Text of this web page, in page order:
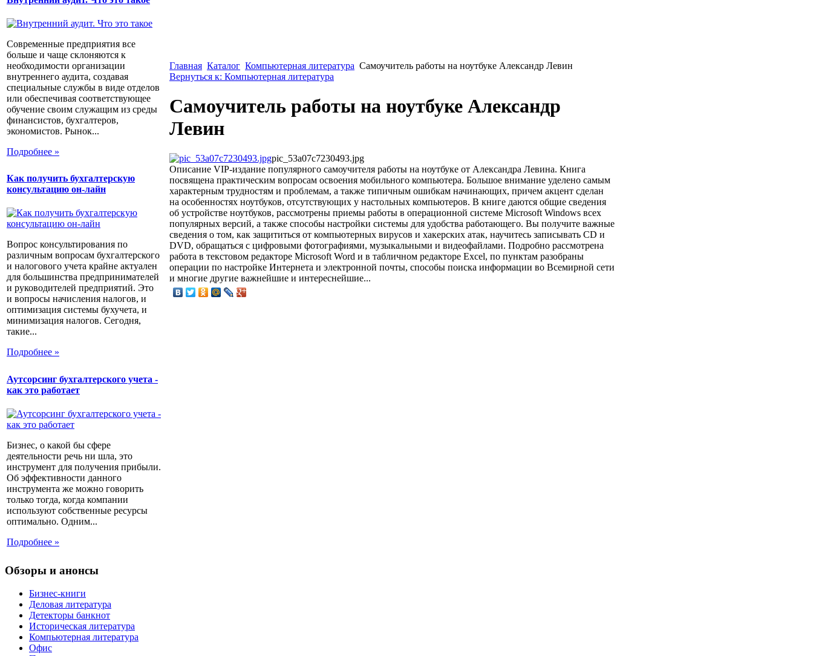
Современные предприятия все
больше и чаще склоняются к
необходимости организации
внутреннего аудита, создавая
специальные службы в виде отделов
или обеспечивая соответствующее
обучение своим служащим из среды
финансистов, бухгалтеров,
экономистов. Рынок...
Подробнее »
Как получить бухгалтерскую
консультацию он-лайн
Вопрос консультирования по
различным вопросам бухгалтерского
и налогового учета крайне актуален
для большинства предпринимателей
и руководителей предприятий. Это
и вопросы начисления налогов, и
оптимизация системы бухучета, и
минимизация налогов. Сегодня,
такие...
Подробнее »
Аутсорсинг бухгалтерского учета -
как это работает
Бизнес, о какой бы сфере
деятельности речь ни шла, это
инструмент для получения прибыли.
Об эффективности данного
инструмента же можно говорить
только тогда, когда компании
используют собственные ресурсы
оптимально. Одним...
Подробнее »
Главная Каталог Компьютерная литература Самоучитель работы на ноутбуке Александр Левин
Вернуться к: Компьютерная литература
Самоучитель работы на ноутбуке Александр
Левин
pic_53a07c7230493.jpg
Описание VIP-издание популярного самоучителя работы на ноутбуке от Александра Левина. Книга
посвящена практическим вопросам освоения мобильного компьютера. Большое внимание уделено самым
характерным трудностям и проблемам, а также типичным ошибкам начинающих, причем акцент сделан
на особенностях ноутбуков, отсутствующих у настольных компьютеров. В книге даются общие сведения
об устройстве ноутбуков, рассмотрены приемы работы в операционной системе Microsoft Windows всех
популярных версий, а также способы настройки системы для удобства работающего. Вы получите важные
сведения о том, как защититься от компьютерных вирусов и хакерских атак, научитесь записывать CD и
DVD, обращаться с цифровыми фотографиями, музыкальными и видеофайлами. Подробно рассмотрена
работа в текстовом редакторе Microsoft Word и в табличном редакторе Excel, по пунктам разобраны
операции по настройке Интернета и электронной почты, способы поиска информации во Всемирной сети
и многие другие важнейшие и интереснейшие...
Обзоры и анонсы
Бизнес-книги
Деловая литература
Детекторы банкнот
Историческая литература
Компьютерная литература
Офис